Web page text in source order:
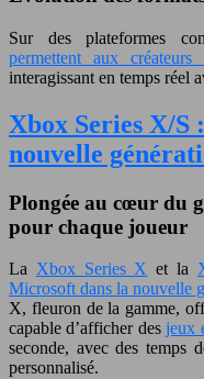
Sur des plateformes
permettent aux
interagissant en temps réel
Xbox Series X/S
nouvelle
Plongée au cœur du
pour chaque joueur
La Xbox Series X et la
Microsoft dans la nouvelle
X, fleuron de la gamme,
capable d’afficher desjeux
seconde, avec des temps
personnalisé.